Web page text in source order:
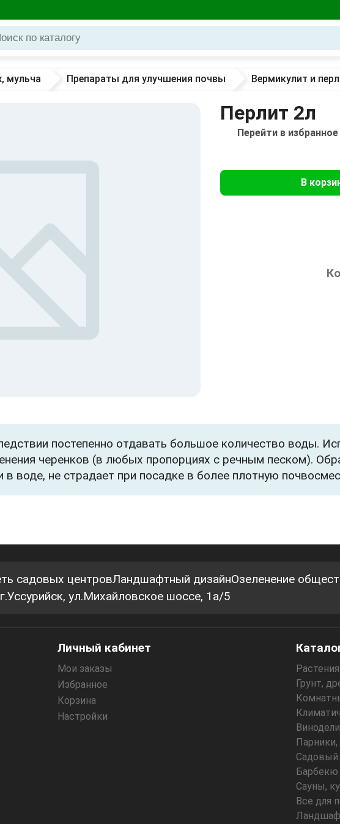
мульча Препараты для улучшения почвы Вермикулит и
Перлит 2л
Перейти в избранное
В
постепенно отдавать большое количество воды.
черенков (в любых пропорциях с речным песком).
в воде, не страдает при посадке в более плотную
садовых центровЛандшафтный дизайнОзеленение
г.Уссурийск, ул.Михайловское шоссе, 1а/5
Личный кабинет
Мои заказы
Избранное
Корзина
Настройки
Грунт,
Садовый
Барбекю
Сауны,
Все для